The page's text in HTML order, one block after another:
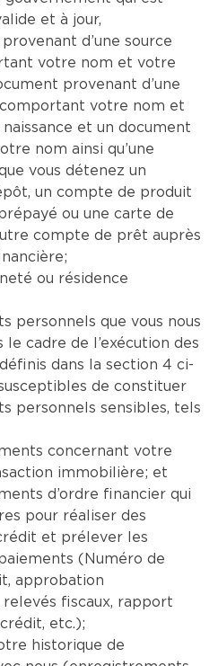
et à jour,
d’une source
votre nom et votre
provenant d’une
votre nom et
et un document
nom ainsi qu’une
vous détenez un
un compte de produit
ou une carte de
compte de prêt auprès
ou résidence
personnels que vous nous
le cadre de l’exécution des
dans la section 4 ci-
de constituer
personnels sensibles, tels
concernant votre
immobilière; et
d’ordre financier qui
pour réaliser des
et prélever les
(Numéro de
approbation
relevés fiscaux, rapport
etc.);
historique de